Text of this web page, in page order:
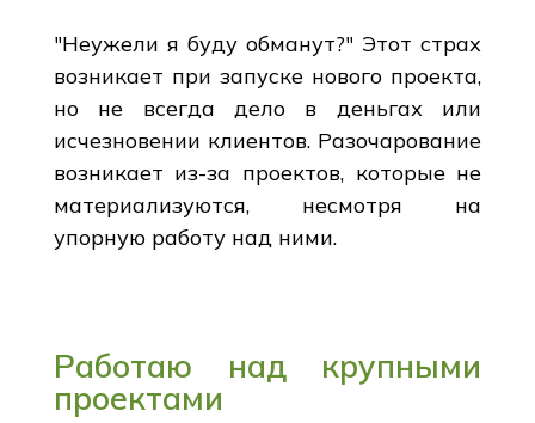
"Неужели я буду обманут?" Этот страх
возникает при запуске нового проекта,
но не всегда дело в деньгах или
исчезновении клиентов. Разочарование
возникает из-за проектов, которые не
материализуются, несмотря на
упорную работу над ними.
Работаю над крупными
проектами